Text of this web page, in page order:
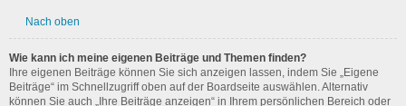
Nach oben
Wie kann ich meine eigenen Beiträge und Themen finden?
Ihre eigenen Beiträge können Sie sich anzeigen lassen, indem Sie „Eigene
Beiträge“ im Schnellzugriff oben auf der Boardseite auswählen. Alternativ
können Sie auch „Ihre Beiträge anzeigen“ in Ihrem persönlichen Bereich oder